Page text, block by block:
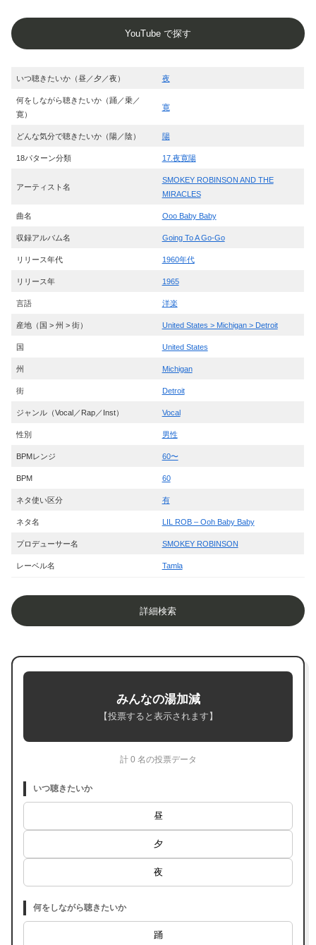
YouTube で探す
いつ聴きたいか（昼／夕／夜） 夜
何をしながら聴きたいか（踊／乗／
寛）
寛
どんな気分で聴きたいか（陽／陰） 陽
18パターン分類 17.夜寛陽
アーティスト名
SMOKEY ROBINSON AND THE
MIRACLES
曲名 Ooo Baby Baby
収録アルバム名 Going To A Go-Go
リリース年代 1960年代
リリース年 1965
言語 洋楽
産地（国 > 州 > 街） United States > Michigan > Detroit
国 United States
州 Michigan
街 Detroit
ジャンル（Vocal／Rap／Inst） Vocal
性別 男性
BPMレンジ 60〜
BPM 60
ネタ使い区分 有
ネタ名 LIL ROB – Ooh Baby Baby
プロデューサー名 SMOKEY ROBINSON
レーベル名 Tamla
詳細検索
みんなの湯加減
【投票すると表示されます】
計 0 名の投票データ
いつ聴きたいか
昼
夕
夜
何をしながら聴きたいか
踊